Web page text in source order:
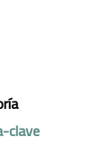
clave